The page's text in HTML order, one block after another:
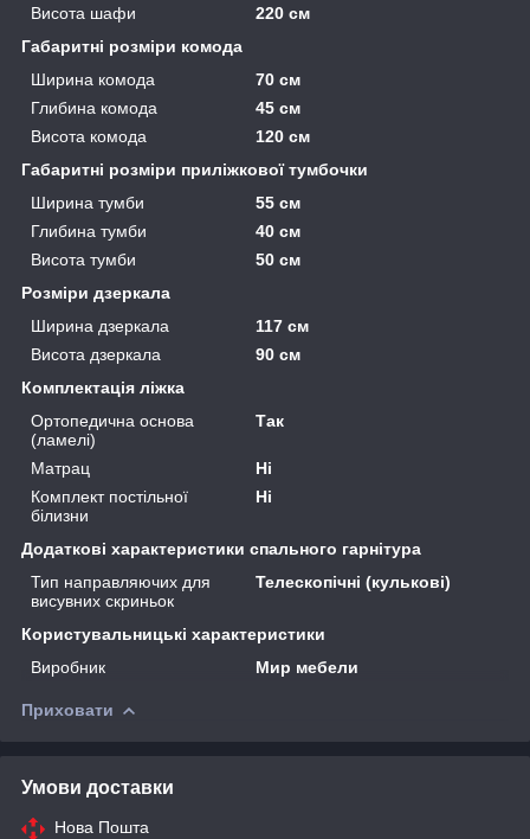
Висота шафи
220 см
Габаритні розміри комода
Ширина комода
70 см
Глибина комода
45 см
Висота комода
120 см
Габаритні розміри приліжкової тумбочки
Ширина тумби
55 см
Глибина тумби
40 см
Висота тумби
50 см
Розміри дзеркала
Ширина дзеркала
117 см
Висота дзеркала
90 см
Комплектація ліжка
Ортопедична основа
(ламелі)
Так
Матрац
Ні
Комплект постільної
білизни
Ні
Додаткові характеристики спального гарнітура
Тип направляючих для
висувних скриньок
Телескопічні (кулькові)
Користувальницькі характеристики
Виробник
Мир мебели
Приховати
Умови доставки
Нова Пошта